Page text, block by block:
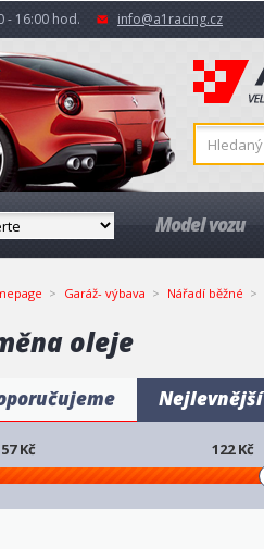
- 16:00 hod. info@a1racing.cz
Model vozu
Garáž- výbava Nářadí běžné
oleje
Nejlevnější
57Kč 122Kč